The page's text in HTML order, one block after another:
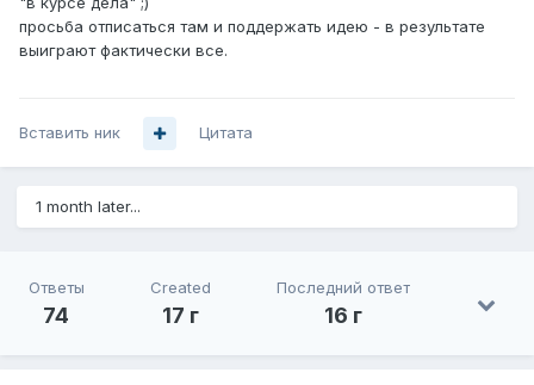
просьба отписаться там и поддержать идею - в результате
выиграют фактически все.
Вставить ник Цитата
1 month later...
Ответы
74
Created
17 г
Последний ответ
16 г